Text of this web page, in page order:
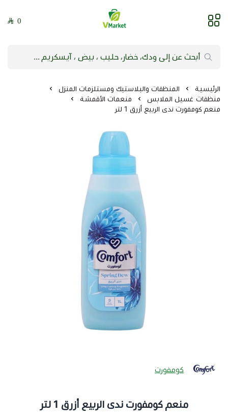
فيلج ماركت | VMarket
0
الرئيسية
المنظفات والبلاستيك ومستلزمات المنزل
منظفات غسيل الملابس
منعمات الأقمشة
منعم كومفورت ندى الربيع أزرق 1 لتر
كومفورت
منعم كومفورت ندى الربيع أزرق 1 لتر